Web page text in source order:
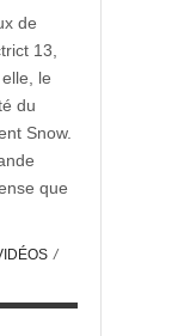
de
13,
le
du
Snow.
que
/